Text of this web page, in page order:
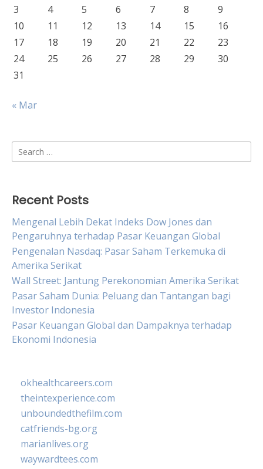
3
4 5 6 7 8
9
10
11 12 13 14 15
16
17
18 19 20 21 22
23
24
25 26 27 28 29
30
31
« Mar
Search
for:
Recent Posts
Mengenal Lebih Dekat Indeks Dow Jones dan
Pengaruhnya terhadap Pasar Keuangan Global
Pengenalan Nasdaq: Pasar Saham Terkemuka di
Amerika Serikat
Wall Street: Jantung Perekonomian Amerika Serikat
Pasar Saham Dunia: Peluang dan Tantangan bagi
Investor Indonesia
Pasar Keuangan Global dan Dampaknya terhadap
Ekonomi Indonesia
okhealthcareers.com
theintexperience.com
unboundedthefilm.com
catfriends-bg.org
marianlives.org
waywardtees.com